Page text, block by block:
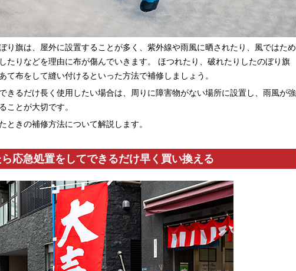
り旗は、屋外に設置することが多く、紫外線や雨風に晒されたり、風ではため
たりなどを理由に布が傷んでいきます。 ほつれたり、破れたりしたのぼり旗
て布をして縫い付けるといった方法で補修しましょう。
きるだけ長く使用したい場合は、周りに障害物がない場所に設置し、雨風が強
ことが大切です。
ときの補修方法について解説します。
応急処置をしてできるだけ早く買い換える